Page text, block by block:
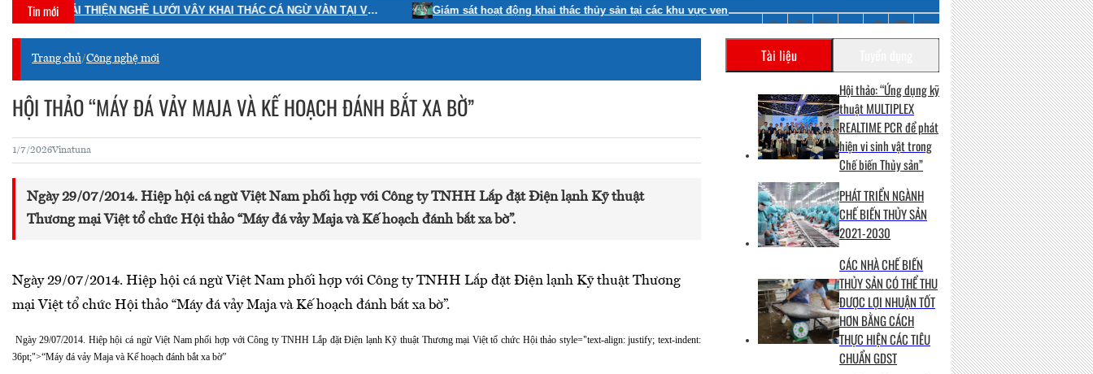
Tin mới CHƯƠNG TRÌNH CẢI THIỆN NGHỀ LƯỚI VÂY KHAI THÁC CÁ NGỪ VẰN TẠI VIỆT NAM THEO TIÊU CHUẨN MSC: THÚC ĐẨY PHỐI HỢP, ĐỒNG HÀNH CÙNG VỚI CÁC ĐỊA PHƯƠNG HƯỚNG TỚI MỤC TIÊU PHÁT TRIỂN NGHỀ CÁ BỀN VỮNG. Giám sát hoạt động khai thác thủy sản tại các khu vực ven biển: Ứng dụng EM (Electronic monitoring) và edge computing để cải thiện tính minh bạch của nghề câu VÀNG cá ngừ toàn cầu với khả năng xác minh sản lượng gần như trong thời gian thực
Trang chủ/Công nghệ mới
HỘI THẢO “MÁY ĐÁ VẢY MAJA VÀ KẾ HOẠCH ĐÁNH BẮT XA BỜ”
1/7/2026Vinatuna
Ngày 29/07/2014. Hiệp hội cá ngừ Việt Nam phối hợp với Công ty TNHH Lắp đặt Điện lạnh Kỹ thuật
Thương mại Việt tổ chức Hội thảo “Máy đá vảy Maja và Kế hoạch đánh bắt xa bờ”.
Ngày 29/07/2014. Hiệp hội cá ngừ Việt Nam phối hợp với Công ty TNHH Lắp đặt Điện lạnh Kỹ thuật Thương
mại Việt tổ chức Hội thảo “Máy đá vảy Maja và Kế hoạch đánh bắt xa bờ”.
Ngày 29/07/2014. Hiệp hội cá ngừ Việt Nam phối hợp với Công ty TNHH Lắp đặt Điện lạnh Kỹ thuật Thương mại Việt tổ chức Hội thảo style="text-align: justify; text-indent:
36pt;">“Máy đá vảy Maja và Kế hoạch đánh bắt xa bờ”
Tài liệu
Hội thảo: “Ứng dụng kỹ
thuật MULTIPLEX
REALTIME PCR để phát
hiện vi sinh vật trong
Chế biến Thủy sản”
PHÁT TRIỂN NGÀNH
CHẾ BIẾN THỦY SẢN
2021-2030
CÁC NHÀ CHẾ BIẾN
THỦY SẢN CÓ THỂ THU
ĐƯỢC LỢI NHUẬN TỐT
HƠN BẰNG CÁCH
THỰC HIỆN CÁC TIÊU
CHUẨN GDST